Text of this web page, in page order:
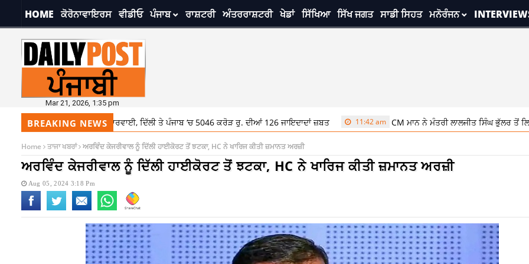
HOME ਕੋਰੋਨਾਵਾਇਰਸ ਵੀਡੀਓ ਪੰਜਾਬ ਰਾਸ਼ਟਰੀ ਅੰਤਰਰਾਸ਼ਟਰੀ ਖੇਡਾਂ ਸਿੱਖਿਆ ਸਿੱਖ ਜਗਤ ਸਾਡੀ ਸਿਹਤ ਮਨੋਰੰਜਨ
Mar 21, 2026, 1:35 pm
BREAKING NEWS
ਕੇਸ ‘ਚ ED ਦੀ ਵੱਡੀ ਕਾਰਵਾਈ, ਦਿੱਲੀ ਤੇ ਪੰਜਾਬ ‘ਚ 5046 ਕਰੋੜ ਰੁ. ਦੀਆਂ 126 ਜਾਇਦਾਦਾਂ ਜ਼ਬਤ 11:42 am CM ਮਾਨ ਨੇ ਮੰਤਰੀ ਲਾਲਜੀਤ ਸਿੰਘ ਭੁੱਲਰ ਤੋਂ ਲਿਆ
Home ਤਾਜਾ ਖਬਰਾਂ ਅਰਵਿੰਦ ਕੇਜਰੀਵਾਲ ਨੂੰ ਦਿੱਲੀ ਹਾਈਕੋਰਟ ਤੋਂ ਝਟਕਾ, HC ਨੇ ਖਾਰਿਜ ਕੀਤੀ ਜ਼ਮਾਨਤ ਅਰਜ਼ੀ
ਅਰਵਿੰਦ ਕੇਜਰੀਵਾਲ ਨੂੰ ਦਿੱਲੀ ਹਾਈਕੋਰਟ ਤੋਂ ਝਟਕਾ, HC ਨੇ ਖਾਰਿਜ ਕੀਤੀ ਜ਼ਮਾਨਤ ਅਰਜ਼ੀ
Aug 05, 2024 3:18 Pm